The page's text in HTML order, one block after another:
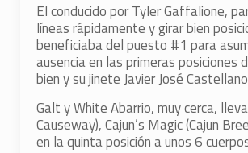
El conducido por Tyler Gaffalione,
líneas rápidamente y girar bien
beneficiaba del puesto #1 para
ausencia en las primeras
bien y su jinete Javier José
Galt y White Abarrio, muy cerca,
Causeway), Cajun’s Magic (Cajun
en la quinta posición a unos 6